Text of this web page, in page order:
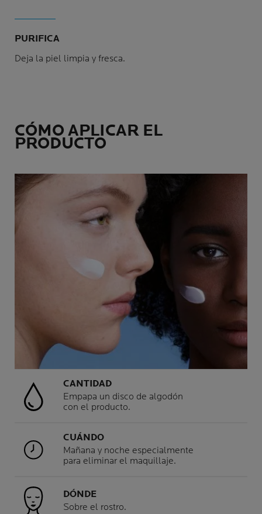
PURIFICA
Deja la piel limpia y fresca.
CÓMO APLICAR EL
PRODUCTO
CANTIDAD
Empapa un disco de algodón
con el producto.
CUÁNDO
Mañana y noche especialmente
para eliminar el maquillaje.
DÓNDE
Sobre el rostro.